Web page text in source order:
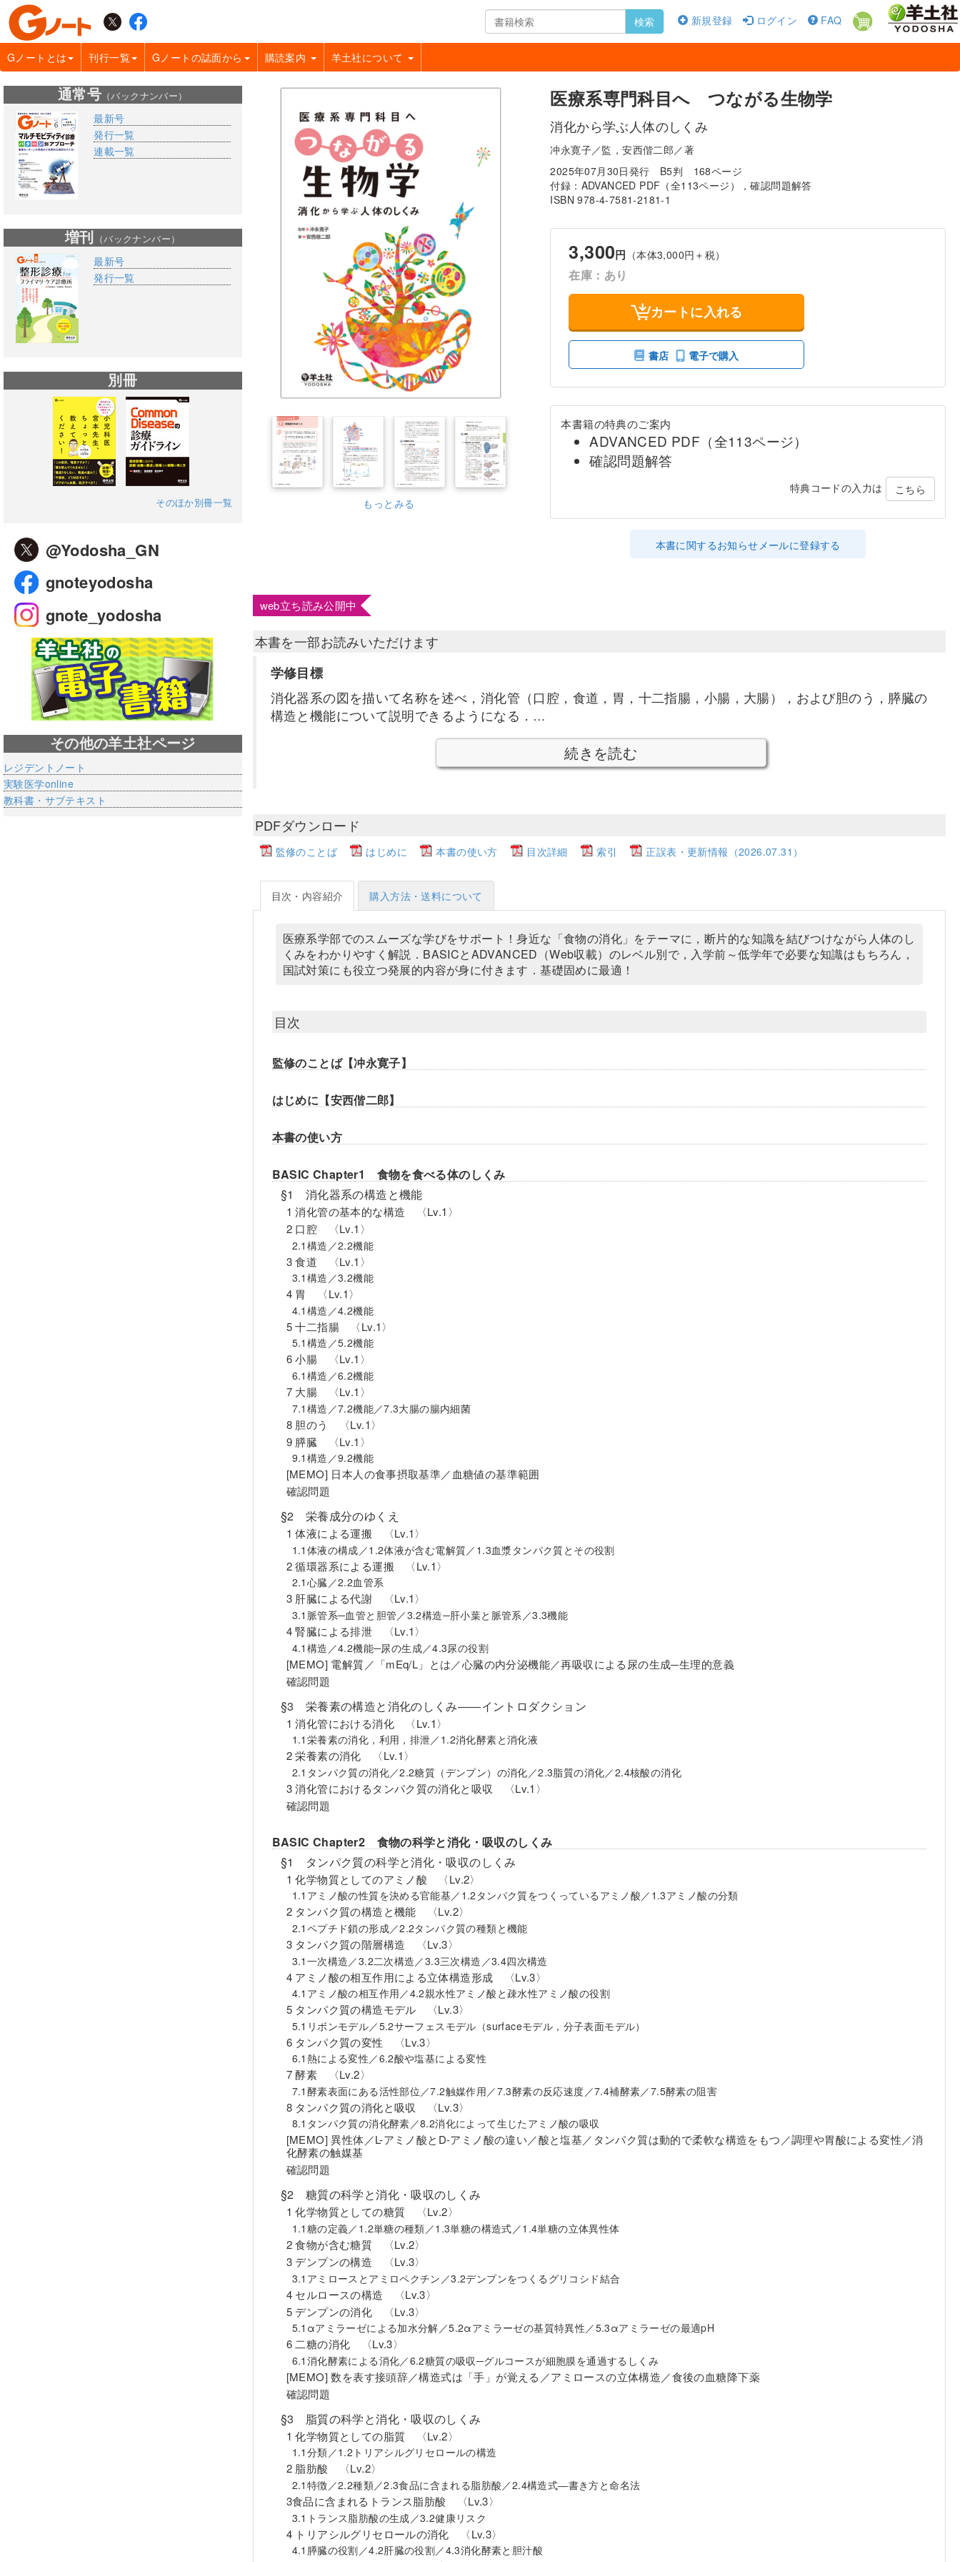
新規登録 ログイン FAQ
検索
Gノートとは 刊行一覧 Gノートの誌面から 購読案内 羊土社について
もっとみる
医療系専門科目へ つながる生物学
消化から学ぶ人体のしくみ
冲永寛子／監，安西偕二郎／著
2025年07月30日発行
B5判
168ページ
付録：ADVANCED PDF（全113ページ），確認問題解答
ISBN 978-4-7581-2181-1
3,300円 （本体3,000円＋税）
在庫：あり
カートに入れる
書店 電子で購入
本書籍の特典のご案内
ADVANCED PDF（全113ページ）
確認問題解答
特典コードの入力は こちら
本書に関するお知らせメールに登録する
web立ち読み公開中
本書を一部お読みいただけます
学修目標
消化器系の図を描いて名称を述べ，消化管（口腔，食道，胃，十二指腸，小腸，大腸），および胆のう，膵臓の
構造と機能について説明できるようになる．…
続きを読む
PDFダウンロード
監修のことば はじめに 本書の使い方 目次詳細 索引 正誤表・更新情報（2026.07.31）
目次・内容紹介 購入方法・送料について
医療系学部でのスムーズな学びをサポート！身近な「食物の消化」をテーマに，断片的な知識を結びつけながら人体のし
くみをわかりやすく解説．BASICとADVANCED（Web収載）のレベル別で，入学前～低学年で必要な知識はもちろん，
国試対策にも役立つ発展的内容が身に付きます．基礎固めに最適！
目次
監修のことば【冲永寛子】
はじめに【安西偕二郎】
本書の使い方
BASIC Chapter1 食物を食べる体のしくみ
§1 消化器系の構造と機能
1 消化管の基本的な構造 〈Lv.1〉
2 口腔 〈Lv.1〉
2.1構造／2.2機能
3 食道 〈Lv.1〉
3.1構造／3.2機能
4 胃 〈Lv.1〉
4.1構造／4.2機能
5 十二指腸 〈Lv.1〉
5.1構造／5.2機能
6 小腸 〈Lv.1〉
6.1構造／6.2機能
7 大腸 〈Lv.1〉
7.1構造／7.2機能／7.3大腸の腸内細菌
8 胆のう 〈Lv.1〉
9 膵臓 〈Lv.1〉
9.1構造／9.2機能
[MEMO] 日本人の食事摂取基準／血糖値の基準範囲
確認問題
§2 栄養成分のゆくえ
1 体液による運搬 〈Lv.1〉
1.1体液の構成／1.2体液が含む電解質／1.3血漿タンパク質とその役割
2 循環器系による運搬 〈Lv.1〉
2.1心臓／2.2血管系
3 肝臓による代謝 〈Lv.1〉
3.1脈管系─血管と胆管／3.2構造─肝小葉と脈管系／3.3機能
4 腎臓による排泄 〈Lv.1〉
4.1構造／4.2機能─尿の生成／4.3尿の役割
[MEMO] 電解質／「mEq/L」とは／心臓の内分泌機能／再吸収による尿の生成─生理的意義
確認問題
§3 栄養素の構造と消化のしくみ――イントロダクション
1 消化管における消化 〈Lv.1〉
1.1栄養素の消化，利用，排泄／1.2消化酵素と消化液
2 栄養素の消化 〈Lv.1〉
2.1タンパク質の消化／2.2糖質（デンプン）の消化／2.3脂質の消化／2.4核酸の消化
3 消化管におけるタンパク質の消化と吸収 〈Lv.1〉
確認問題
BASIC Chapter2 食物の科学と消化・吸収のしくみ
§1 タンパク質の科学と消化・吸収のしくみ
1 化学物質としてのアミノ酸 〈Lv.2〉
1.1アミノ酸の性質を決める官能基／1.2タンパク質をつくっているアミノ酸／1.3アミノ酸の分類
2 タンパク質の構造と機能 〈Lv.2〉
2.1ペプチド鎖の形成／2.2タンパク質の種類と機能
3 タンパク質の階層構造 〈Lv.3〉
3.1一次構造／3.2二次構造／3.3三次構造／3.4四次構造
4 アミノ酸の相互作用による立体構造形成 〈Lv.3〉
4.1アミノ酸の相互作用／4.2親水性アミノ酸と疎水性アミノ酸の役割
5 タンパク質の構造モデル 〈Lv.3〉
5.1リボンモデル／5.2サーフェスモデル（surfaceモデル，分子表面モデル）
6 タンパク質の変性 〈Lv.3〉
6.1熱による変性／6.2酸や塩基による変性
7 酵素 〈Lv.2〉
7.1酵素表面にある活性部位／7.2触媒作用／7.3酵素の反応速度／7.4補酵素／7.5酵素の阻害
8 タンパク質の消化と吸収 〈Lv.3〉
8.1タンパク質の消化酵素／8.2消化によって生じたアミノ酸の吸収
[MEMO] 異性体／L-アミノ酸とD-アミノ酸の違い／酸と塩基／タンパク質は動的で柔軟な構造をもつ／調理や胃酸による変性／消
化酵素の触媒基
確認問題
§2 糖質の科学と消化・吸収のしくみ
1 化学物質としての糖質 〈Lv.2〉
1.1糖の定義／1.2単糖の種類／1.3単糖の構造式／1.4単糖の立体異性体
2 食物が含む糖質 〈Lv.2〉
3 デンプンの構造 〈Lv.3〉
3.1アミロースとアミロペクチン／3.2デンプンをつくるグリコシド結合
4 セルロースの構造 〈Lv.3〉
5 デンプンの消化 〈Lv.3〉
5.1αアミラーゼによる加水分解／5.2αアミラーゼの基質特異性／5.3αアミラーゼの最適pH
6 二糖の消化 〈Lv.3〉
6.1消化酵素による消化／6.2糖質の吸収─グルコースが細胞膜を通過するしくみ
[MEMO] 数を表す接頭辞／構造式は「手」が覚える／アミロースの立体構造／食後の血糖降下薬
確認問題
§3 脂質の科学と消化・吸収のしくみ
1 化学物質としての脂質 〈Lv.2〉
1.1分類／1.2トリアシルグリセロールの構造
2 脂肪酸 〈Lv.2〉
2.1特徴／2.2種類／2.3食品に含まれる脂肪酸／2.4構造式―書き方と命名法
3食品に含まれるトランス脂肪酸 〈Lv.3〉
3.1トランス脂肪酸の生成／3.2健康リスク
4 トリアシルグリセロールの消化 〈Lv.3〉
4.1膵臓の役割／4.2肝臓の役割／4.3消化酵素と胆汁酸
通常号 （バックナンバー）
最新号
発行一覧
連載一覧
増刊 （バックナンバー）
最新号
発行一覧
別冊
そのほか別冊一覧
@Yodosha_GN
gnoteyodosha
gnote_yodosha
その他の羊土社ページ
レジデントノート
実験医学online
教科書・サブテキスト